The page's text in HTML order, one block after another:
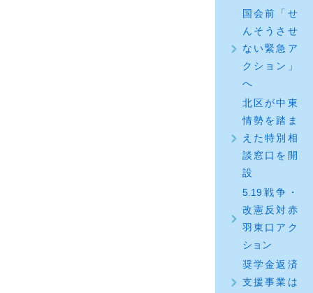
国会前「せ
んそうさせ
ない緊急ア
クション」
へ
北区が中東
情勢を踏ま
えた特別相
談窓口を開
設
5.19戦争・
改憲反対赤
羽東口アク
ション
奨学金返済
支援事業は